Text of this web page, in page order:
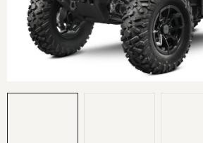
KONTAKTY
JAK NAKUPOVAT